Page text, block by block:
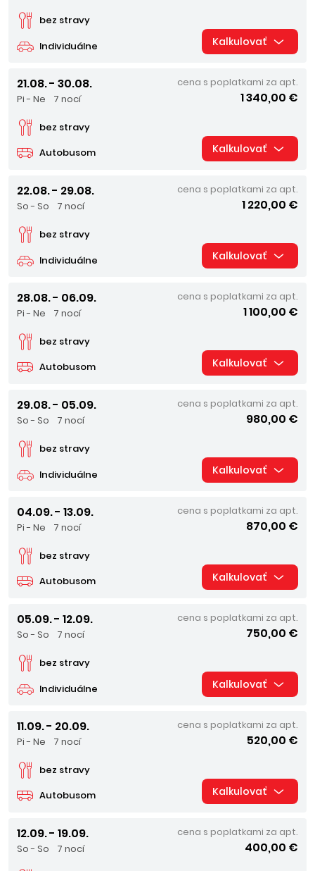
Individuálne
bez stravy
Kalkulovať
21.08. - 30.08.
Pi - Ne 7 nocí
Autobusom
bez stravy
cena s poplatkami za apt.
1 340,00 €
Kalkulovať
22.08. - 29.08.
So - So 7 nocí
Individuálne
bez stravy
cena s poplatkami za apt.
1 220,00 €
Kalkulovať
28.08. - 06.09.
Pi - Ne 7 nocí
Autobusom
bez stravy
cena s poplatkami za apt.
1 100,00 €
Kalkulovať
29.08. - 05.09.
So - So 7 nocí
Individuálne
bez stravy
cena s poplatkami za apt.
980,00 €
Kalkulovať
04.09. - 13.09.
Pi - Ne 7 nocí
Autobusom
bez stravy
cena s poplatkami za apt.
870,00 €
Kalkulovať
05.09. - 12.09.
So - So 7 nocí
Individuálne
bez stravy
cena s poplatkami za apt.
750,00 €
Kalkulovať
11.09. - 20.09.
Pi - Ne 7 nocí
Autobusom
bez stravy
cena s poplatkami za apt.
520,00 €
Kalkulovať
12.09. - 19.09.
So - So 7 nocí
cena s poplatkami za apt.
400,00 €